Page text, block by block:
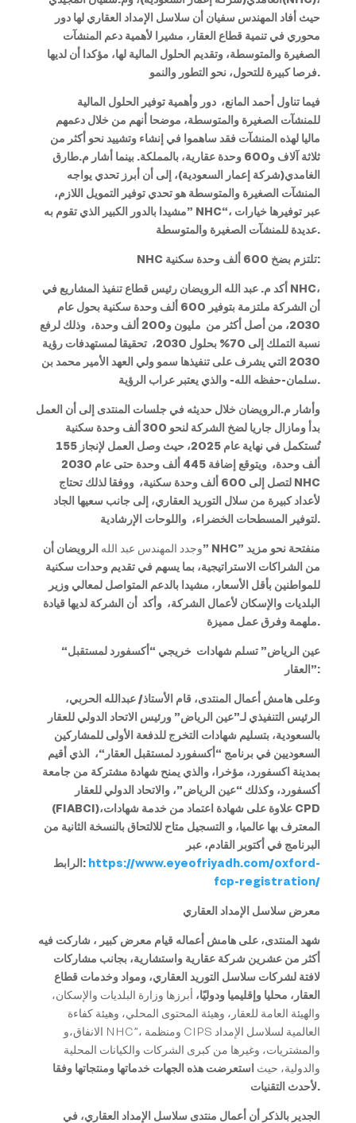
حيث أفاد المهندس سفيان أن سلاسل الإمداد العقاري لها دور
محوري في تنمية قطاع العقار، مشيرا لأهمية دعم المنشآت
الصغيرة والمتوسطة، وتقديم الحلول المالية لها، مؤكدا أن لديها
فرصا كبيرة للتحول، نحو التطور والنمو.
فيما تناول أحمد المانع، دور وأهمية توفير الحلول المالية
للمنشآت الصغيرة والمتوسطة، موضحا أنهم من خلال دعمهم
ماليا لهذه المنشآت فقد ساهموا في إنشاء وتشييد نحو أكثر من
ثلاثة آلاف و600 وحدة عقارية، بالمملكة. بينما أشار م.طارق
الغامدي(شركة إعمار السعودية)، إلى أن أبرز تحدي يواجه
المنشآت الصغيرة والمتوسطة هو تحدي توفير التمويل اللازم،
مشيدا بالدور الكبير الذي تقوم به” NHC“، عبر توفيرها خيارات
عديدة للمنشآت الصغيرة والمتوسطة.
NHC تلتزم بضخ 600 ألف وحدة سكنية:
NHC،
أن الشركة ملتزمة بتوفير 600 ألف وحدة سكنية بحول عام
2030، من أصل أكثر من مليون و200 ألف وحدة، وذلك لرفع
نسبة التملك إلى 70% بحلول 2030، تحقيقا لمستهدفات رؤية
2030 التي يشرف على تنفيذها سمو ولي العهد الأمير محمد بن
سلمان-حفظه الله- والذي يعتبر عراب الرؤية.
وأشار م.الرويضان خلال حديثه في جلسات المنتدى إلى أن العمل
بدأ ومازال جاريا لضخ الشركة لنحو 300 ألف وحدة سكنية
تُستكمل في نهاية عام 2025، حيث وصل العمل لإنجاز 155
ألف وحدة، ويتوقع إضافة 445 ألف وحدة حتى عام 2030
NHC
لأعداد كبيرة من سلال التوريد العقاري، إلى جانب سعيها الجاد
لتوفير المسطحات الخضراء، واللوحات الإرشادية.
وجدد المهندس عبد اللهالرويضان أن” NHC” منفتحة نحو مزيد
من الشراكات الاستراتيجية، بما يسهم في تقديم وحدات سكنية
للمواطنين بأقل الأسعار، مشيدا بالدعم المتواصل لمعالي وزير
البلديات والإسكان لأعمال الشركة، وأكد أن الشركة لديها قيادة
ملهمة وفرق عمل مميزة.
“عين الرياض” تسلم شهادات خريجي “أكسفورد لمستقبل
العقار”:
وعلى هامش أعمال المنتدى، قام الأستاذ/ عبدالله الحربي،
الرئيس التنفيذي لـ”عين الرياض” ورئيس الاتحاد الدولي للعقار
بالسعودية، بتسليم شهادات التخرج للدفعة الأولى للمشاركين
السعوديين في برنامج “أكسفورد لمستقبل العقار “، الذي أقيم
بمدينة اكسفورد، مؤخرا، والذي يمنح شهادة مشتركة من جامعة
أكسفورد، وكذلك “عين الرياض”، والاتحاد الدولي للعقار
(FIABCI) ،علاوة على شهادة اعتماد من خدمة شهادات CPD
المعترف بها عالميا، و التسجيل متاح للالتحاق بالنسخة الثانية من
البرنامج في أكتوبر القادم، عبر
الرابط: https://www.eyeofriyadh.com/oxford-
fcp-registration/
معرض سلاسل الإمداد العقاري
شهد المنتدى، على هامش أعماله قيام معرض كبير ، شاركت فيه
أكثر من عشرين شركة عقارية واستشارية، بجانب مشاركات
لافتة لشركات سلاسل التوريد العقاري، ومواد وخدمات قطاع
العقار، محليا وإقليميا ودوليًا، أبرزها وزارة البلديات والإسكان،
والهيئة العامة للعقار، وهيئة المحتوى المحلي، وهيئة كفاءة
الانفاق،و NHC”، ومنظمة CIPS العالمية لسلاسل الإمداد
والمشتريات، وغيرها من كبرى الشركات والكيانات المحلية
والدولية، حيث استعرضت هذه الجهات خدماتها ومنتجاتها وفقا
لأحدث التقنيات.
الجدير بالذكر أن أعمال منتدى سلاسل الإمداد العقاري، في